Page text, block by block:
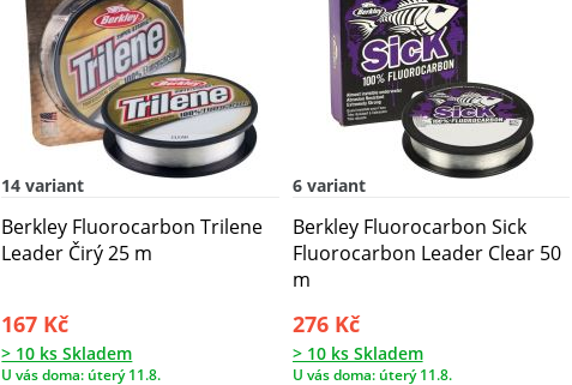
14 variant
Berkley Fluorocarbon Trilene
Leader Čirý 25 m
167 Kč
> 10 ks Skladem
U vás doma: úterý 11.8.
6 variant
Berkley Fluorocarbon Sick
Fluorocarbon Leader Clear 50
m
276 Kč
> 10 ks Skladem
U vás doma: úterý 11.8.